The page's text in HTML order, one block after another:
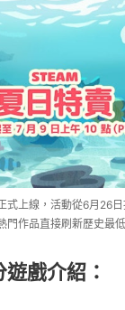
式上線，活動從6月26
作品直接刷新歷史最
戲介紹：